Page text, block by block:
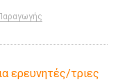
ερευνητές/τριες